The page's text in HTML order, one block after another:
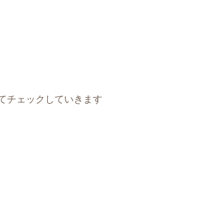
チェックしていきます